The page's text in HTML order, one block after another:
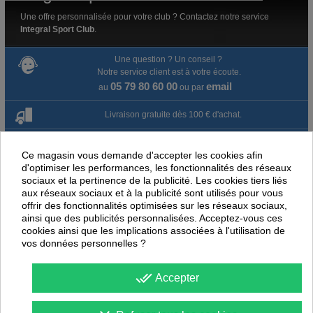
Une offre personnalisée pour votre club ? Contactez notre service
Integral Sport Club
Une question ? Un conseil ?
Notre service client est à votre écoute.
au 05 79 80 60 00ou par email
Livraison gratuite dès 100 € d'achat.
Paiement par virement
Satisfait ou remboursé jusqu'à 60 jours
NOUS PENSONS QUE CES ARTICLES
40%
Ce magasin vous demande d'accepter les cookies afin
d'optimiser les performances, les fonctionnalités des réseaux
sociaux et la pertinence de la publicité. Les cookies tiers liés
aux réseaux sociaux et à la publicité sont utilisés pour vous
offrir des fonctionnalités optimisées sur les réseaux sociaux,
ainsi que des publicités personnalisées. Acceptez-vous ces
cookies ainsi que les implications associées à l'utilisation de
vos données personnelles ?
done_all Accepter